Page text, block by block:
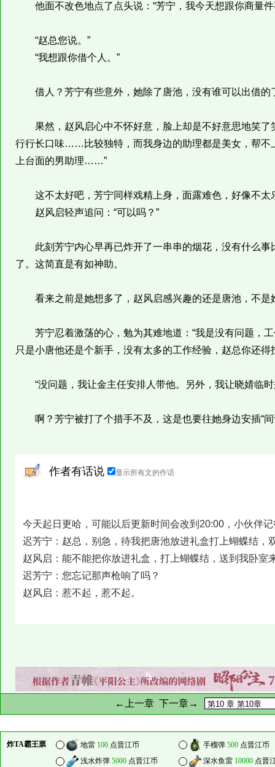
他面不改色地点了点头说：“芳宁，我今天想跟你商量件
“赵总您说。”
“我想跟你借个人。”
借人？芳宁有些意外，她除了唐池，没有谁可以出借的
果然，赵风启心中不怀好意，脸上却是不好意思地笑了
行行长口味……比较独特，而我身边的助理都是美女，帮不
上台面的男助理……”
这不太好吧，芳宁同样戏精上身，面露难色，好像不太
赵风启轻声追问：“可以吗？”
此刻芳宁内心早再已炸开了一串串的烟花，没有什么事
了。这简直是有如神助。
看来之前是她想多了，赵风启感兴趣的还是唐池，不是
芳宁忍着激荡的心，勉为其难地道：“我是没有问题，工
只是小唐他还是个新手，没有太多的工作经验，赵总你还得
“没问题，我让金主任安排人带他。另外，我让晓婧临时
啊？芳宁被打了个措手不及，这是也要往她身边安插“间
作者有话说 显示所有文的作话
今天起日更哈，可能以后更新时间会改到20:00，小伙伴
迟芳宁：赵总，别急，待我把唐池放进礼盒打上蝴蝶结，
赵风启：能不能把你放进礼盒，打上蝴蝶结，送到我卧室
迟芳宁：您忘记那声枪响了吗？
赵风启：惹不起，惹不起。
←上一章 下一章→
炸TA霸王票 地雷 100 点晋江币 手榴弹 500 点晋江币
浅水炸弹 5000 点晋江币 深水鱼雷 10000 点晋